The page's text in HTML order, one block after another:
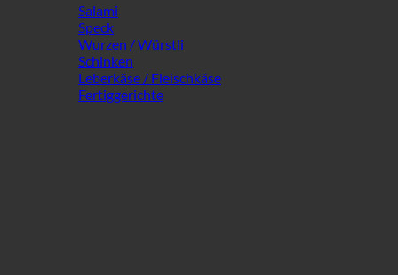
Salami
Speck
Wurzen / Würstli
Schinken
Leberkäse / Fleischkäse
Fertiggerichte